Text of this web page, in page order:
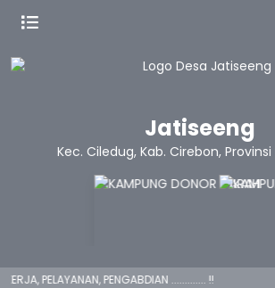
Jatiseeng
Kec. Ciledug, Kab. Cirebon,
PELAYANAN, PENGABDIAN ............. !!